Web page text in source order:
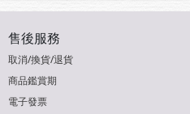
售後服務
取消/換貨/退貨
商品鑑賞期
電子發票